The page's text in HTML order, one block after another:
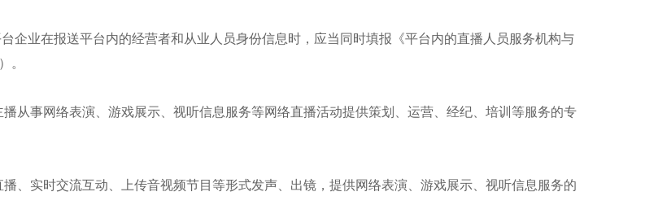
企业在报送平台内的经营者和从业人员身份信息时，应当同时填报《平台内的直播人员服务机构与
。
从事网络表演、游戏展示、视听信息服务等网络直播活动提供策划、运营、经纪、培训等服务的专
、实时交流互动、上传音视频节目等形式发声、出镜，提供网络表演、游戏展示、视听信息服务的